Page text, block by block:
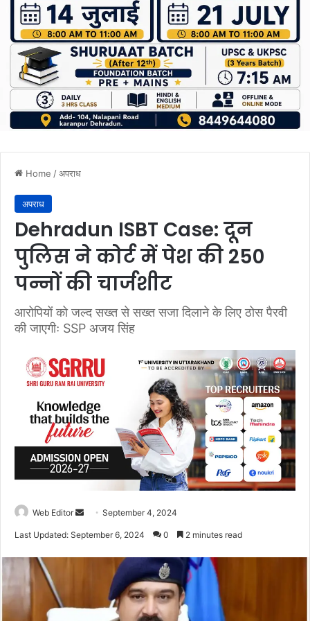
Home /अपराध
अपराध
Dehradun ISBT Case: दून
पुलिस ने कोर्ट में पेश की 250
पन्नों की चार्जशीट
आरोपियों को जल्द सख्त से सख्त सजा दिलाने के लिए ठोस पैरवी
की जाएगीः SSP अजय सिंह
Web Editor
e
September 4, 2024
Last Updated: September 6, 2024 0 2 minutes read